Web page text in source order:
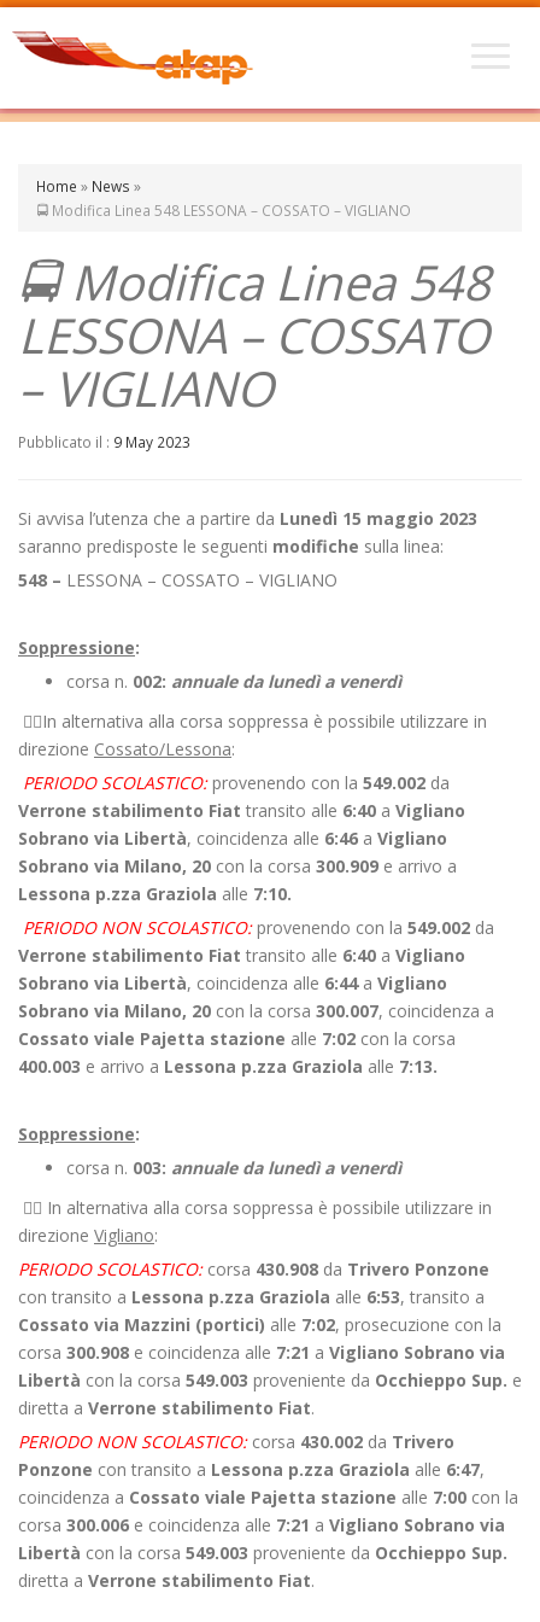
Home » News »
🚍 Modifica Linea 548 LESSONA – COSSATO – VIGLIANO
🚍 Modifica Linea 548
LESSONA – COSSATO
– VIGLIANO
Pubblicato il : 9 May 2023
Si avvisa l’utenza che a partire da Lunedì 15 maggio 2023
saranno predisposte le seguenti modifiche sulla linea:
548 – LESSONA – COSSATO – VIGLIANO
Soppressione:
corsa n. 002: annuale da lunedì a venerdì
👉🏻In alternativa alla corsa soppressa è possibile utilizzare in
direzione Cossato/Lessona:
PERIODO SCOLASTICO:provenendo con la 549.002 da
Verrone stabilimento Fiat transito alle 6:40 a Vigliano
Sobrano via Libertà, coincidenza alle 6:46 a Vigliano
Sobrano via Milano, 20 con la corsa 300.909 e arrivo a
Lessona p.zza Graziola alle 7:10.
PERIODO NON SCOLASTICO: provenendo con la 549.002 da
Verrone stabilimento Fiat transito alle 6:40 a Vigliano
Sobrano via Libertà, coincidenza alle 6:44a Vigliano
Sobrano via Milano, 20 con la corsa 300.007, coincidenza a
Cossato viale Pajetta stazione alle 7:02 con la corsa
400.003 e arrivo a Lessona p.zza Graziola alle 7:13.
Soppressione:
corsa n. 003: annuale da lunedì a venerdì
👉🏻 In alternativa alla corsa soppressa è possibile utilizzare in
direzione Vigliano:
PERIODO SCOLASTICO: corsa 430.908 da Trivero Ponzone
con transito a Lessona p.zza Graziola alle 6:53, transito a
Cossato via Mazzini (portici) alle 7:02, prosecuzione con la
corsa 300.908 e coincidenza alle 7:21 a Vigliano Sobrano via
Libertà con la corsa 549.003 proveniente da Occhieppo Sup. e
diretta a Verrone stabilimento Fiat.
PERIODO NON SCOLASTICO:corsa 430.002 da Trivero
Ponzone con transito a Lessona p.zza Graziola alle 6:47,
coincidenza a Cossato viale Pajetta stazione alle 7:00 con la
corsa 300.006 e coincidenza alle 7:21 a Vigliano Sobrano via
Libertà con la corsa 549.003 proveniente da Occhieppo Sup.
diretta a Verrone stabilimento Fiat.